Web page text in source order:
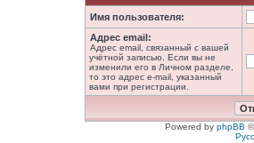
Имя пользователя:
Адрес email:
Адрес email, связанный с вашей
учётной записью. Если вы не
изменили его в Личном разделе,
то это адрес e-mail, указанный
вами при регистрации.
Powered by phpBB